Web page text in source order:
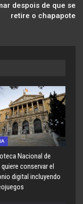
despois de que se
retire o chapapote
Nacional de
quiere conservar el
digital incluyendo